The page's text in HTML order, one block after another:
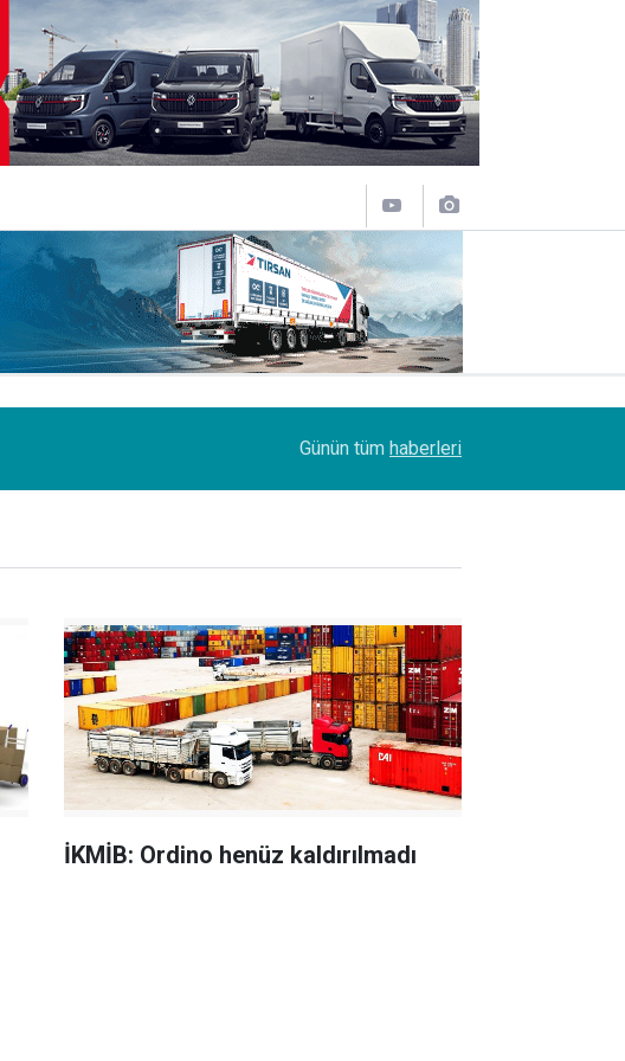
MAXUS modelleri Ağustos’a özel 1.199.000
Günün tüm haberleri
İKMİB: Ordino henüz kaldırılmadı